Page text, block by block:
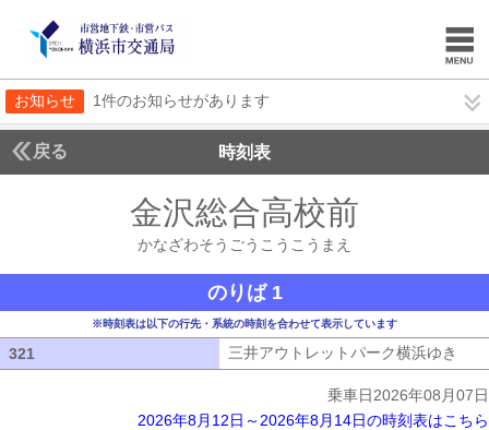
お知らせ 1件のお知らせがあります
戻る 時刻表
金沢総合高校前
かなざわそうごうこうこうまえ
のりば 1
※時刻表は以下の行先・系統の時刻を合わせて表示しています
321 三井アウトレットパーク横浜ゆき
乗車日2026年08月07日
2026年8月12日～2026年8月14日の時刻表はこちら